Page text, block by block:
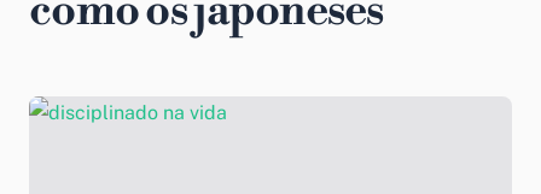
como os japoneses